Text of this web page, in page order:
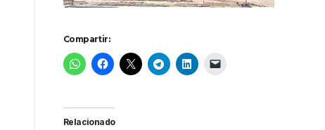
Compartir:
Relacionado